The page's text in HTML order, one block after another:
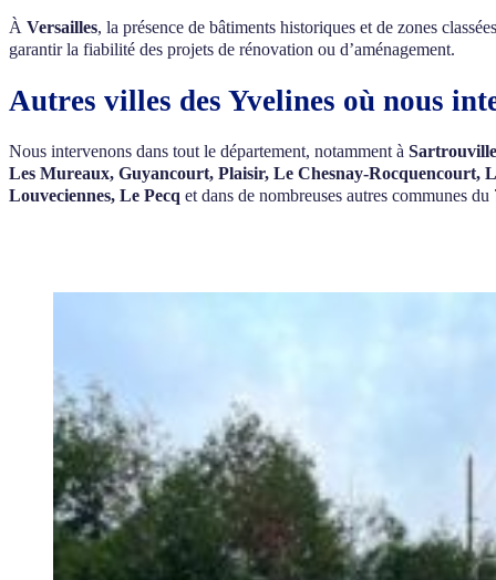
À Versailles, la présence de bâtiments historiques et de zones
garantir la fiabilité des projets de rénovation ou d’aménagement.
Autres villes des Yvelines où nous
Nous intervenons dans tout le département, notamment à
Les Mureaux, Guyancourt, Plaisir, Le Chesnay-Rocquencourt,
Louveciennes, Le Pecq et dans de nombreuses autres communes du